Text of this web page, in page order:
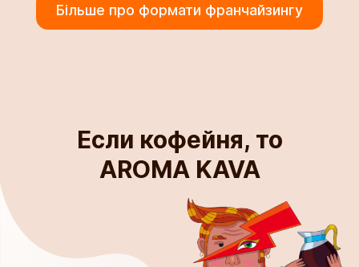
Більше про формати франчайзингу
Если кофейня, то
AROMA KAVA